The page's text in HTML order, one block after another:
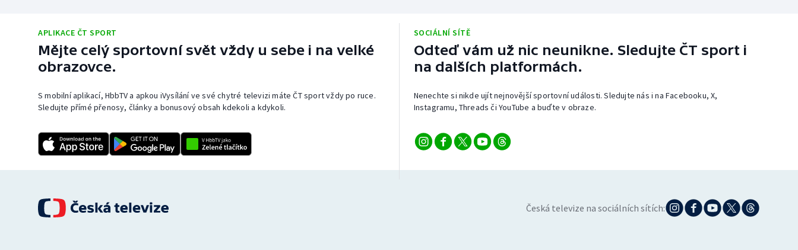
APLIKACE ČT SPORT
Mějte celý sportovní svět vždy u sebe i na velké
obrazovce.
S mobilní aplikací, HbbTV a apkou iVysílání ve své chytré televizi máte ČT sport vždy po ruce.
Sledujte přímé přenosy, články a bonusový obsah kdekoli a kdykoli.
SOCIÁLNÍ SÍTĚ
Odteď vám už nic neunikne. Sledujte ČT sport i
na dalších platformách.
Nenechte si nikde ujít nejnovější sportovní události. Sledujte nás i na Facebooku, X,
Instagramu, Threads či YouTube a buďte v obraze.
Česká televize na sociálních sítích: